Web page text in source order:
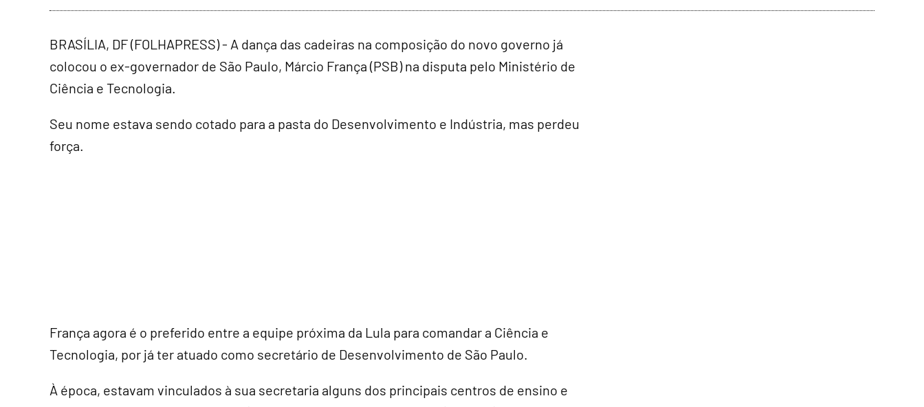
BRASÍLIA, DF (FOLHAPRESS) - A dança das cadeiras na composição do novo governo já
colocou o ex-governador de São Paulo, Márcio França (PSB) na disputa pelo Ministério de
Ciência e Tecnologia.
Seu nome estava sendo cotado para a pasta do Desenvolvimento e Indústria, mas perdeu
força.
França agora é o preferido entre a equipe próxima da Lula para comandar a Ciência e
Tecnologia, por já ter atuado como secretário de Desenvolvimento de São Paulo.
À época, estavam vinculados à sua secretaria alguns dos principais centros de ensino e